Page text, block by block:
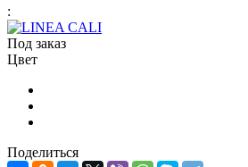
:
Под заказ
Цвет
Поделиться